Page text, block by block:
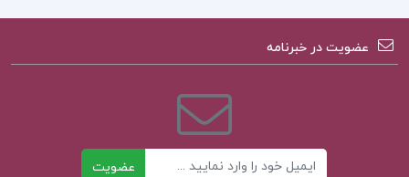
نویسنده با استفاده از نثر قوی و توصیف‌های عمیق،
احساسات و تجربیات این شخصیت‌ها را به نمایش
می‌گذارد. موضوعاتی چون ناامیدی، عشق، و جستجوی
حقیقت از محورهای اصلی داستان هستند که خواننده را
عضویت در خبرنامه
عضویت